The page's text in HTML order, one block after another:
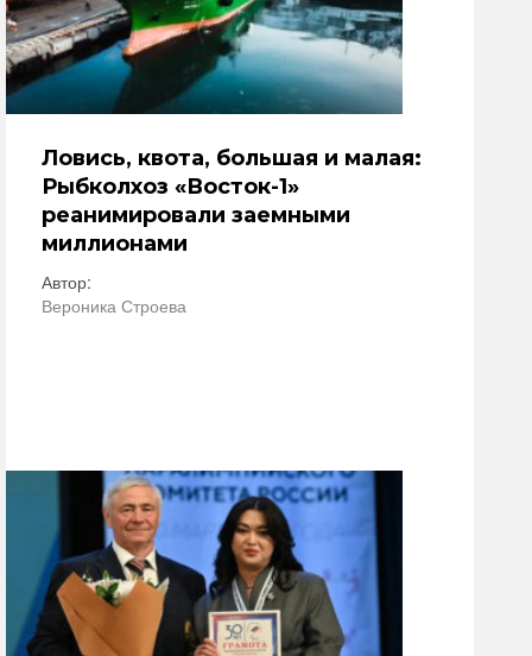
Ловись, квота, большая и малая:
Рыбколхоз «Восток-1»
реанимировали заемными
миллионами
Автор:
Вероника Строева